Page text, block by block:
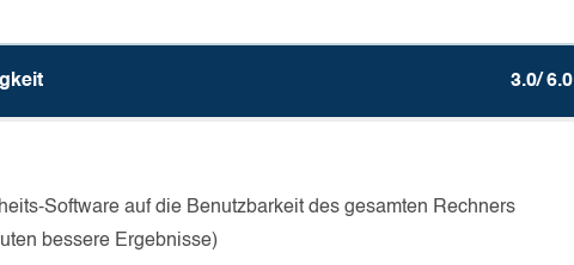
3.0/ 6.0
Software auf die Benutzbarkeit des gesamten Rechners
bessere Ergebnisse)